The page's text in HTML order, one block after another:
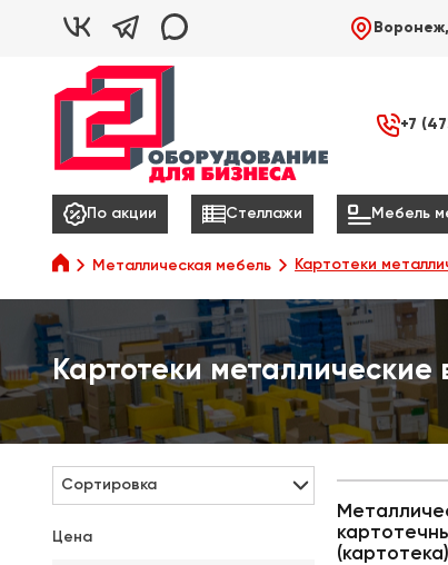
  
+7
По акции Стеллажи Мебель
 Металлическая мебель Картотеки
Картотеки металлические
Сортировка
Цена